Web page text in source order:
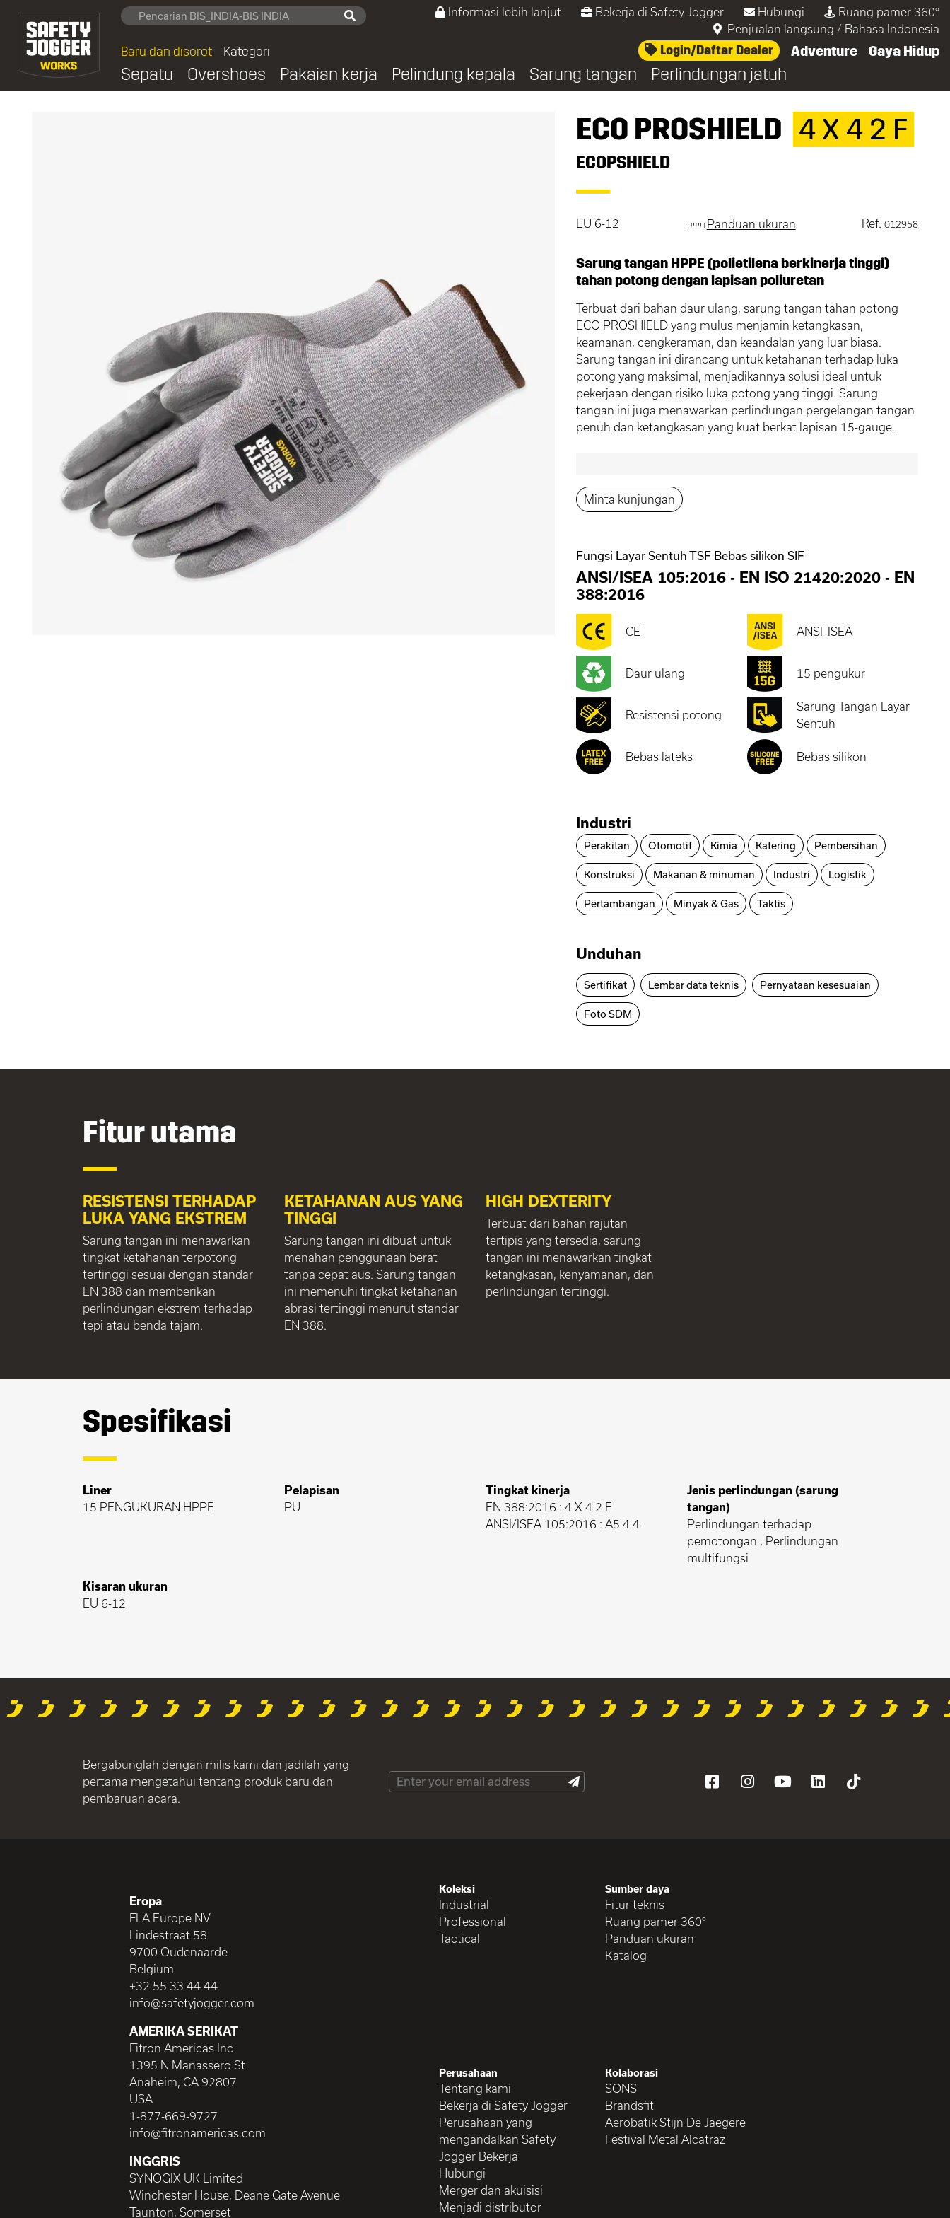
Informasi lebih lanjut Bekerja di Safety Jogger Hubungi
Ruang pamer 360°
Penjualan langsung / Bahasa Indonesia
Baru dan disorot Kategori Login/Daftar Dealer Adventure Gaya Hidup
Sepatu Overshoes Pakaian kerja Pelindung kepala Sarung tangan Perlindungan jatuh
ECO PROSHIELD 4 X 4 2 F
ECOPSHIELD
EU 6-12 Panduan ukuran Ref. 012958
Sarung tangan HPPE (polietilena berkinerja tinggi)
tahan potong dengan lapisan poliuretan
Terbuat dari bahan daur ulang, sarung tangan tahan potong
ECO PROSHIELD yang mulus menjamin ketangkasan,
keamanan, cengkeraman, dan keandalan yang luar biasa.
Sarung tangan ini dirancang untuk ketahanan terhadap luka
potong yang maksimal, menjadikannya solusi ideal untuk
pekerjaan dengan risiko luka potong yang tinggi. Sarung
tangan ini juga menawarkan perlindungan pergelangan tangan
penuh dan ketangkasan yang kuat berkat lapisan 15-gauge.
Minta kunjungan
Fungsi Layar Sentuh TSF Bebas silikon SIF
ANSI/ISEA 105:2016 - EN ISO 21420:2020 - EN
388:2016
CE ANSI_ISEA
Daur ulang 15 pengukur
Resistensi potong
Sarung Tangan Layar
Sentuh
Bebas lateks Bebas silikon
Industri
Perakitan Otomotif Kimia Katering Pembersihan
Konstruksi Makanan & minuman Industri Logistik
Pertambangan Minyak & Gas Taktis
Unduhan
Sertifikat Lembar data teknis Pernyataan kesesuaian
Foto SDM
Fitur utama
RESISTENSI TERHADAP
LUKA YANG EKSTREM
Sarung tangan ini menawarkan
tingkat ketahanan terpotong
tertinggi sesuai dengan standar
EN 388 dan memberikan
perlindungan ekstrem terhadap
tepi atau benda tajam.
KETAHANAN AUS YANG
TINGGI
Sarung tangan ini dibuat untuk
menahan penggunaan berat
tanpa cepat aus. Sarung tangan
ini memenuhi tingkat ketahanan
abrasi tertinggi menurut standar
EN 388.
HIGH DEXTERITY
Terbuat dari bahan rajutan
tertipis yang tersedia, sarung
tangan ini menawarkan tingkat
ketangkasan, kenyamanan, dan
perlindungan tertinggi.
Spesifikasi
Liner
15 PENGUKURAN HPPE
Pelapisan
PU
Tingkat kinerja
EN 388:2016 : 4 X 4 2 F
ANSI/ISEA 105:2016 : A5 4 4
Jenis perlindungan (sarung
tangan)
Perlindungan terhadap
pemotongan , Perlindungan
multifungsi
Kisaran ukuran
EU 6-12
Bergabunglah dengan milis kami dan jadilah yang
pertama mengetahui tentang produk baru dan
pembaruan acara.
Eropa
FLA Europe NV
Lindestraat 58
9700 Oudenaarde
Belgium
+32 55 33 44 44
info@safetyjogger.com
AMERIKA SERIKAT
Fitron Americas Inc
1395 N Manassero St
Anaheim, CA 92807
USA
1-877-669-9727
info@fitronamericas.com
INGGRIS
SYNOGIX UK Limited
Winchester House, Deane Gate Avenue
Taunton, Somerset
Koleksi
Industrial
Professional
Tactical
Sumber daya
Fitur teknis
Ruang pamer 360°
Panduan ukuran
Katalog
Perusahaan
Tentang kami
Bekerja di Safety Jogger
Perusahaan yang
mengandalkan Safety
Jogger Bekerja
Hubungi
Merger dan akuisisi
Menjadi distributor
Kolaborasi
SONS
Brandsfit
Aerobatik Stijn De Jaegere
Festival Metal Alcatraz